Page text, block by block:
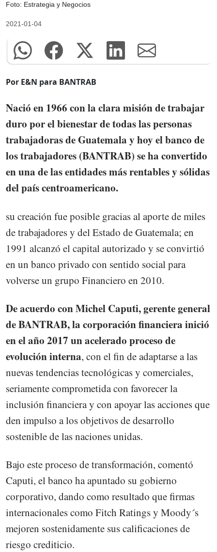
Foto: Estrategia y Negocios
2021-01-04
Por E&N para BANTRAB
Nació en 1966 con la clara misión de trabajar
duro por el bienestar de todas las personas
trabajadoras de Guatemala y hoy el banco de
los trabajadores (BANTRAB) se ha convertido
en una de las entidades más rentables y sólidas
del país centroamericano.
su creación fue posible gracias al aporte de miles
de trabajadores y del Estado de Guatemala; en
1991 alcanzó el capital autorizado y se convirtió
en un banco privado con sentido social para
volverse un grupo Financiero en 2010.
De acuerdo con Michel Caputi, gerente general
de BANTRAB, la corporación financiera inició
en el año 2017 un acelerado proceso de
evolución interna, con el fin de adaptarse a las
nuevas tendencias tecnológicas y comerciales,
seriamente comprometida con favorecer la
inclusión financiera y con apoyar las acciones que
den impulso a los objetivos de desarrollo
sostenible de las naciones unidas.
Bajo este proceso de transformación, comentó
Caputi, el banco ha apuntado su gobierno
corporativo, dando como resultado que firmas
internacionales como Fitch Ratings y Moody´s
mejoren sostenidamente sus calificaciones de
riesgo crediticio.